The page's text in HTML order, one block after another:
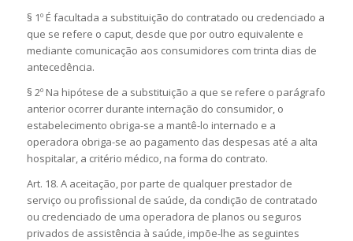
§ 1º É facultada a substituição do contratado ou credenciado a
que se refere o caput, desde que por outro equivalente e
mediante comunicação aos consumidores com trinta dias de
antecedência.
§ 2º Na hipótese de a substituição a que se refere o parágrafo
anterior ocorrer durante internação do consumidor, o
estabelecimento obriga-se a mantê-lo internado e a
operadora obriga-se ao pagamento das despesas até a alta
hospitalar, a critério médico, na forma do contrato.
Art. 18. A aceitação, por parte de qualquer prestador de
serviço ou profissional de saúde, da condição de contratado
ou credenciado de uma operadora de planos ou seguros
privados de assistência à saúde, impõe-lhe as seguintes